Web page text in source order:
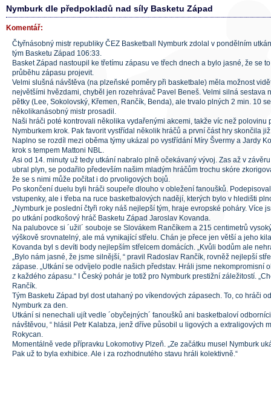
Nymburk dle předpokladů nad síly Basketu Západ
Komentář:
Čtyřnásobný mistr republiky ČEZ Basketball Nymburk zdolal v pondělním
tým Basketu Západ 106:33.
Basket Západ nastoupil ke třetímu zápasu ve třech dnech a bylo jasné, že se
průběhu zápasu projevit.
Velmi slušná návštěva (na plzeňské poměry při basketbale) měla možnost
největšími hvězdami, chyběl jen rozehrávač Pavel Beneš. Velmi silná sestava
pětky (Lee, Sokolovský, Křemen, Rančík, Benda), ale trvalo plných 2 min. 10
několikanásobný mistr prosadil.
Naši hráči poté kontrovali několika vydařenými akcemi, takže víc než polovinu
Nymburkem krok. Pak favorit vystřídal několik hráčů a první část hry skončila
Naplno se rozdíl mezi oběma týmy ukázal po vystřídání Míry Švermy a Jardy
krok s tempem Mattoni NBL.
Asi od 14. minuty už tedy utkání nabralo plně očekávaný vývoj. Zas až v
ubral plyn, se podařilo především našim mladým hráčům trochu skóre
že se s nimi může počítat i do prvoligových bojů.
Po skončení duelu byli hráči soupeře dlouho v obležení fanoušků.
vstupenky, ale i třeba na ruce basketbalových nadějí, kterých bylo v hledišti
„Nymburk je poslední čtyři roky náš nejlepší tým, hraje evropské poháry. Více
po utkání podkošový hráč Basketu Západ Jaroslav Kovanda.
Na palubovce si ´užil´ souboje se Slovákem Rančíkem a 215 centimetrů
výškově srovnatelný, ale má vynikající střelu. Chán je přece jen větší a jeho
Kovanda byl s devíti body nejlepším střelcem domácích. „Kvůli bodům ale
„Bylo nám jasné, že jsme silnější, “ pravil Radoslav Rančík, rovněž nejlepší
zápase. „Utkání se odvíjelo podle našich představ. Hráli jsme nekompromisní
z každého zápasu.“ I Český pohár je totiž pro Nymburk prestižní záležitostí.
Rančík.
Tým Basketu Západ byl dost utahaný po víkendových zápasech. To, co hráči
Nymburk za den.
Utkání si nenechali ujít vedle ´obyčejných´ fanoušků ani basketbaloví
návštěvou, “ hlásil Petr Kalabza, jenž dříve působil u ligových a extraligových
Rokycan.
Momentálně vede přípravku Lokomotivy Plzeň. „Ze začátku musel Nymburk
Pak už to byla exhibice. Ale i za rozhodnutého stavu hráli kolektivně.“